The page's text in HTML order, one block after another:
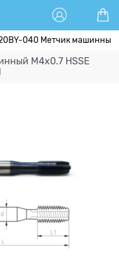
040 Метчик машинный
M4x0.7 HSSE